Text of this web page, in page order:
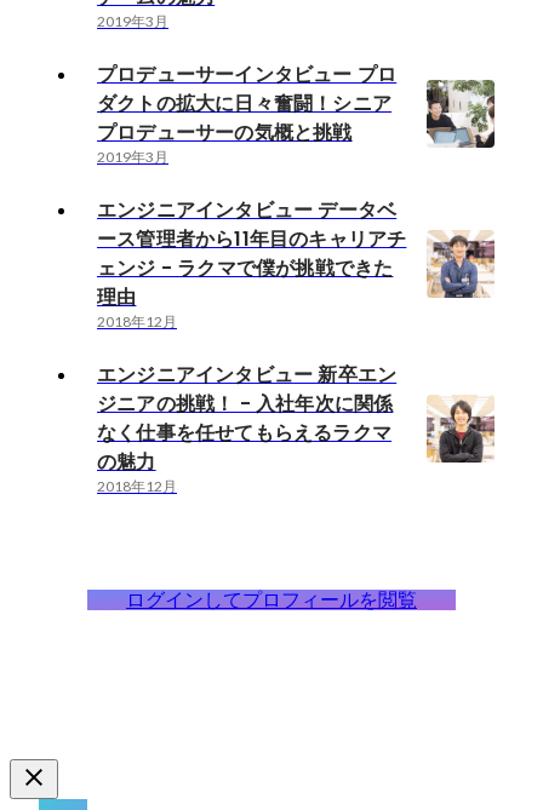
2019年3月
プロデューサーインタビュー プロ
ダクトの拡大に日々奮闘！シニア
プロデューサーの気概と挑戦
2019年3月
エンジニアインタビュー データベ
ース管理者から11年目のキャリアチ
ェンジ - ラクマで僕が挑戦できた
理由
2018年12月
エンジニアインタビュー 新卒エン
ジニアの挑戦！ - 入社年次に関係
なく仕事を任せてもらえるラクマ
の魅力
2018年12月
ログインしてプロフィールを閲覧